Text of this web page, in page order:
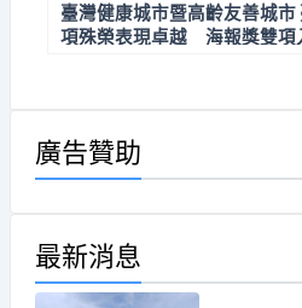
臺灣健康城市暨高齡友善城市
項殊榮表現卓越 海報獎雙項
廣告贊助
最新消息